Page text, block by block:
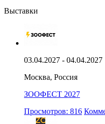
Выставки
03.04.2027 - 04.04.2027
Москва, Россия
ЗООФЕСТ 2027
Просмотров: 816